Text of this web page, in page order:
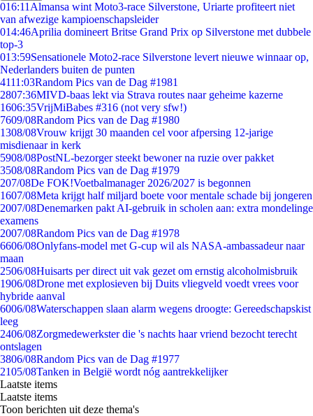
016:11 Almansa wint Moto3-race Silverstone, Uriarte profiteert niet
van afwezige kampioenschapsleider
014:46Aprilia domineert Britse Grand Prix op Silverstone met dubbele
top-3
013:59Sensationele Moto2-race Silverstone levert nieuwe winnaar op,
Nederlanders buiten de punten
4111:03Random Pics van de Dag #1981
2807:36MIVD-baas lekt via Strava routes naar geheime kazerne
1606:35VrijMiBabes #316 (not very sfw!)
7609/08Random Pics van de Dag #1980
1308/08Vrouw krijgt 30 maanden cel voor afpersing 12-jarige
misdienaar in kerk
5908/08PostNL-bezorger steekt bewoner na ruzie over pakket
3508/08Random Pics van de Dag #1979
207/08De FOK!Voetbalmanager 2026/2027 is begonnen
1607/08Meta krijgt half miljard boete voor mentale schade bij jongeren
2007/08Denemarken pakt AI-gebruik in scholen aan: extra mondelinge
examens
2007/08Random Pics van de Dag #1978
6606/08Onlyfans-model met G-cup wil als NASA-ambassadeur naar
maan
2506/08Huisarts per direct uit vak gezet om ernstig alcoholmisbruik
1906/08Drone met explosieven bij Duits vliegveld voedt vrees voor
hybride aanval
6006/08Waterschappen slaan alarm wegens droogte: Gereedschapskist
leeg
2406/08Zorgmedewerkster die 's nachts haar vriend bezocht terecht
ontslagen
3806/08Random Pics van de Dag #1977
2105/08Tanken in België wordt nóg aantrekkelijker
Laatste items
Laatste items
Toon berichten uit deze thema's